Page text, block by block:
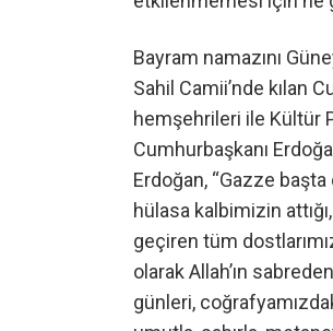
Bayram namazını
Sahil Camii’nde kılan
hemşehrileri ile Kültür
Cumhurbaşkanı
Erdoğan, “Gazze başta
hülasa kalbimizin
geçiren tüm
olarak Allah’ın
günleri,